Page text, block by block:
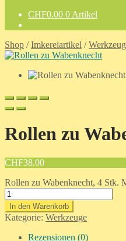
CHF0.00 0 Artikel
Shop /Imkereiartikel /
Rollen zu
CHF38.00
Rollen zu Wabenknecht, 4 Stk.
In den Warenkorb
Kategorie: Werkzeuge
Rezensionen (0)